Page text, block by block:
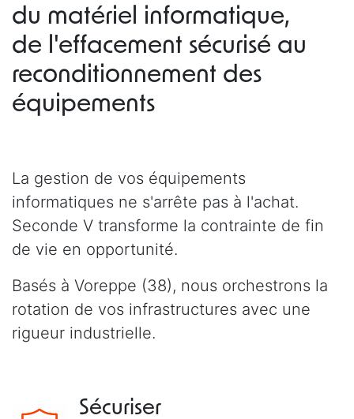
du matériel informatique,
de l'effacement sécurisé au
reconditionnement des
équipements
La gestion de vos équipements
informatiques ne s'arrête pas à l'achat.
Seconde V transforme la contrainte de fin
de vie en opportunité.
Basés à Voreppe (38), nous orchestrons la
rotation de vos infrastructures avec une
rigueur industrielle.
Sécuriser